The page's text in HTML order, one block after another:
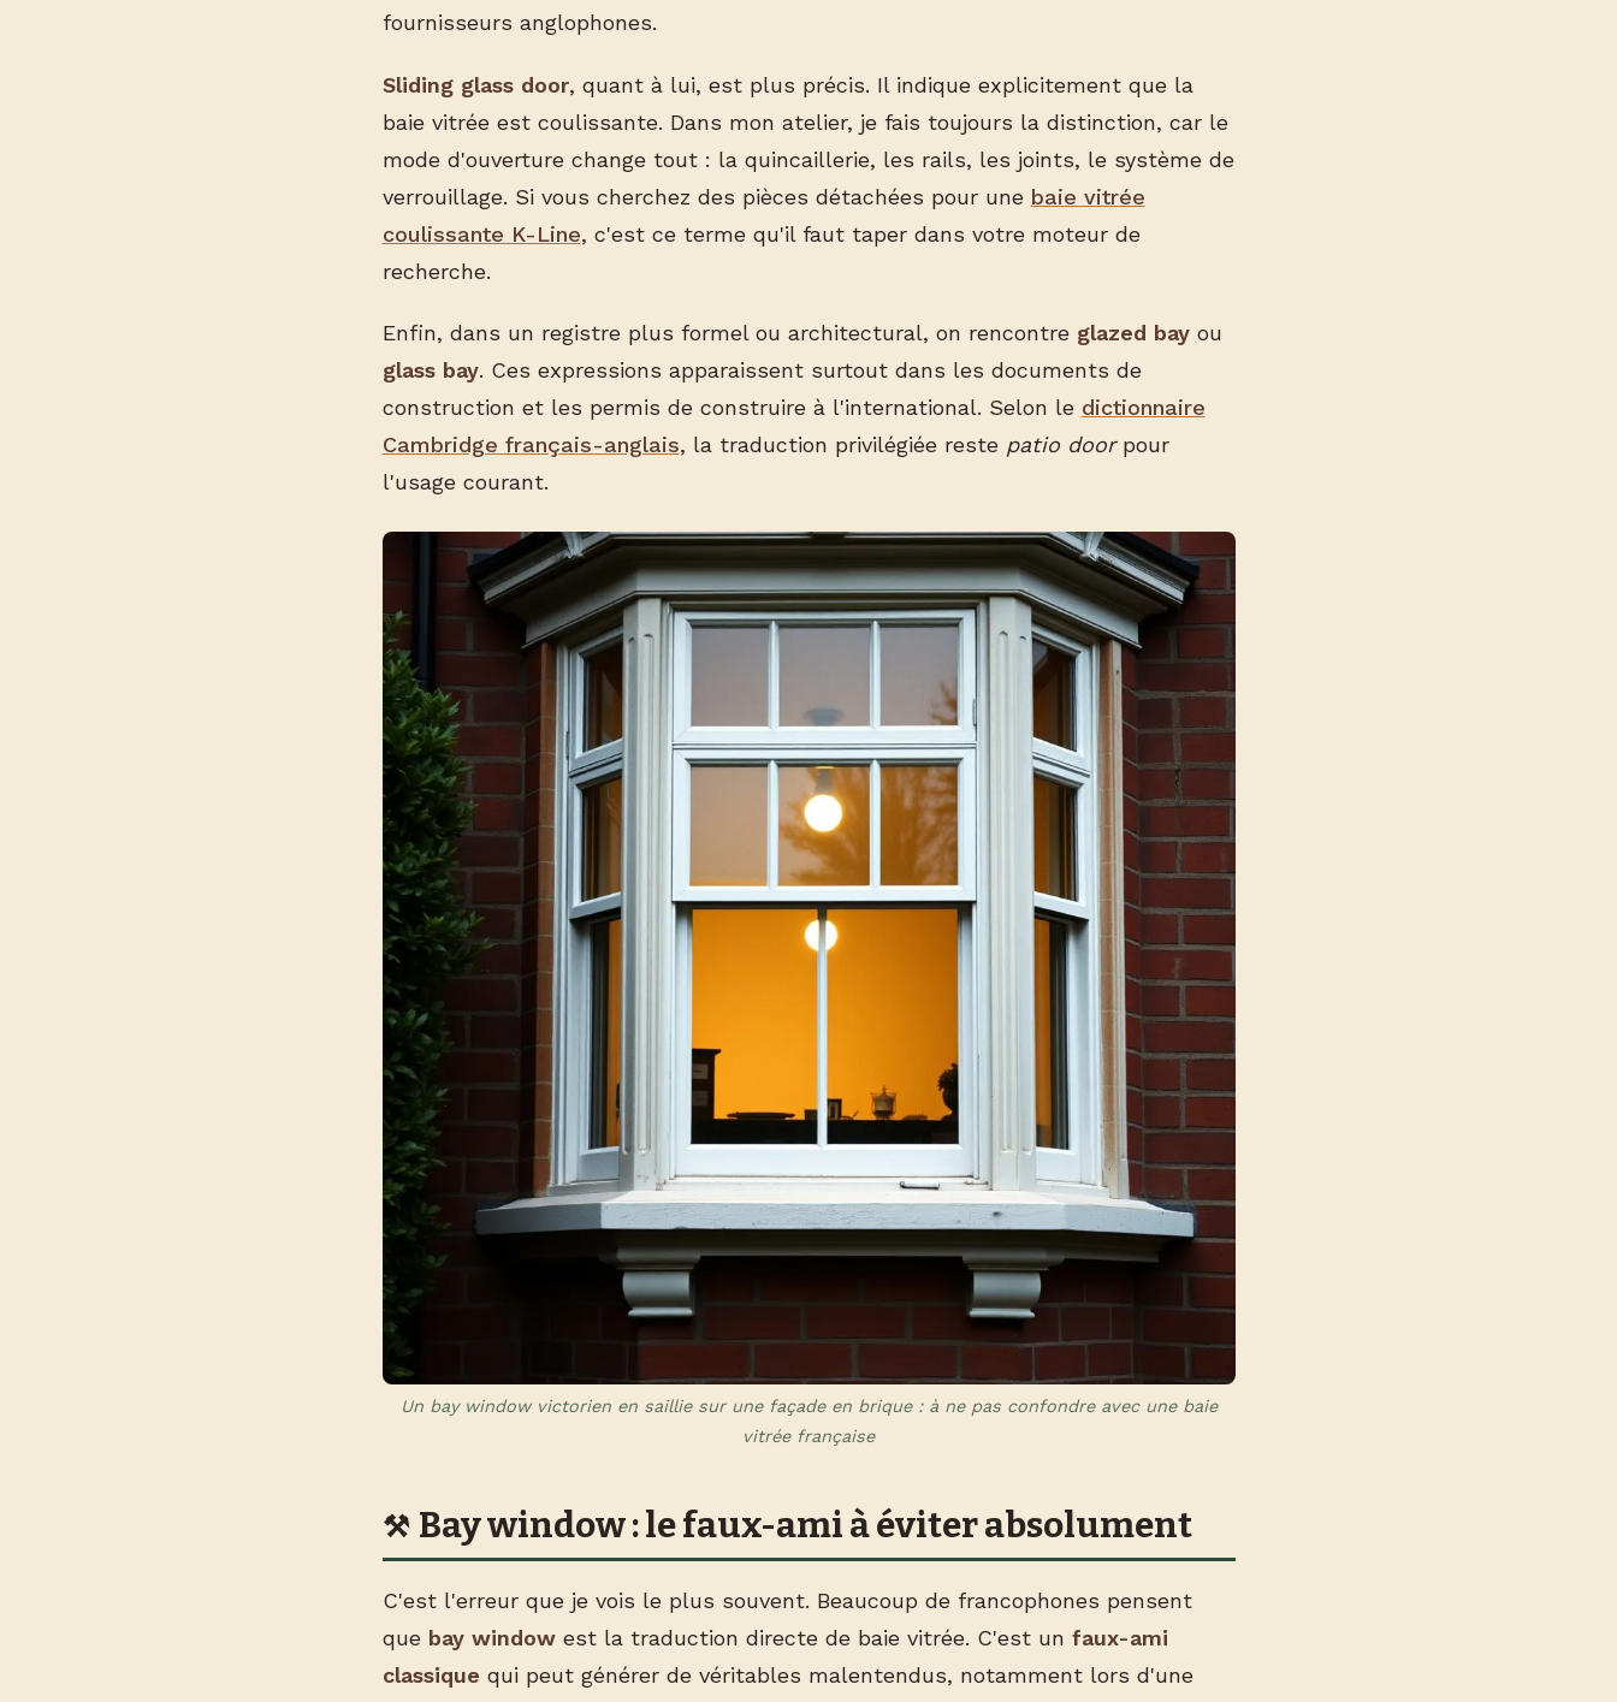
fournisseurs anglophones.
Sliding glass door, quant à lui, est plus précis. Il indique explicitement que la
baie vitrée est coulissante. Dans mon atelier, je fais toujours la distinction, car le
mode d'ouverture change tout : la quincaillerie, les rails, les joints, le système de
verrouillage. Si vous cherchez des pièces détachées pour une baie vitrée
coulissante K-Line, c'est ce terme qu'il faut taper dans votre moteur de
recherche.
Enfin, dans un registre plus formel ou architectural, on rencontre glazed bayou
glass bay. Ces expressions apparaissent surtout dans les documents de
construction et les permis de construire à l'international. Selon le dictionnaire
Cambridge français-anglais, la traduction privilégiée reste patio doorpour
l'usage courant.
Un bay window victorien en saillie sur une façade en brique : à ne pas confondre avec une baie
vitrée française
Bay window : le faux-ami à éviter absolument
C'est l'erreur que je vois le plus souvent. Beaucoup de francophones pensent
que bay windowest la traduction directe de baie vitrée. C'est un faux-ami
classique qui peut générer de véritables malentendus, notamment lors d'une